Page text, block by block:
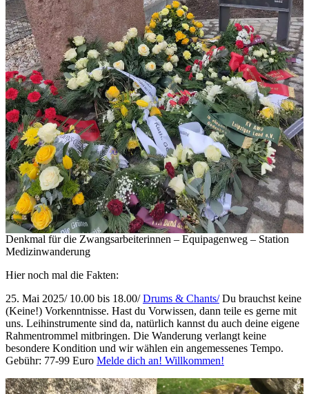
Denkmal für die Zwangsarbeiterinnen – Equipagenweg – Station
Medizinwanderung
Hier noch mal die Fakten:
25. Mai 2025/ 10.00 bis 18.00/Drums & Chants/Du brauchst keine
(Keine!) Vorkenntnisse. Hast du Vorwissen, dann teile es gerne mit
uns. Leihinstrumente sind da, natürlich kannst du auch deine eigene
Rahmentrommel mitbringen. Die Wanderung verlangt keine
besondere Kondition und wir wählen ein angemessenes Tempo.
Gebühr: 77-99 Euro Melde dich an! Willkommen!